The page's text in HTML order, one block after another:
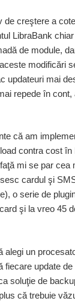
creştere a
LibraBank
de module,
modificări
updateuri mai
repede în
că am
contra cost în
mi se par cea
cardul şi
o serie de
şi la vreo 45
un
update
soluţie de
că trebuie